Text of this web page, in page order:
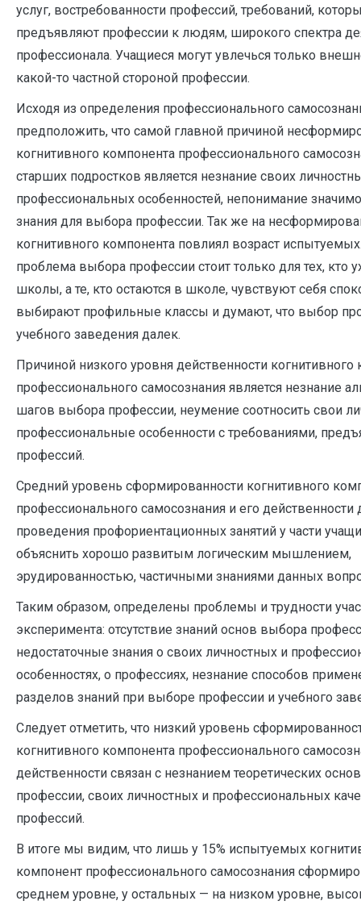
услуг, востребованности профессий, требований,
предъявляют профессии к людям, широкого спектра
профессионала. Учащиеся могут увлечься только
какой-то частной стороной профессии.
Исходя из определения профессионального
предположить, что самой главной причиной
когнитивного компонента профессионального
старших подростков является незнание своих
профессиональных особенностей, непонимание
знания для выбора профессии. Так же на
когнитивного компонента повлиял возраст
проблема выбора профессии стоит только для тех, кто
школы, а те, кто остаются в школе, чувствуют себя
выбирают профильные классы и думают, что выбор
учебного заведения далек.
Причиной низкого уровня действенности когнитивного
профессионального самосознания является незнание
шагов выбора профессии, неумение соотносить свои
профессиональные особенности с требованиями,
профессий.
Средний уровень сформированности когнитивного
профессионального самосознания и его действенности
проведения профориентационных занятий у части
объяснить хорошо развитым логическим мышлением,
эрудированностью, частичными знаниями данных
Таким образом, определены проблемы и трудности
эксперимента: отсутствие знаний основ выбора
недостаточные знания о своих личностных и
особенностях, о профессиях, незнание способов
разделов знаний при выборе профессии и учебного
Следует отметить, что низкий уровень
когнитивного компонента профессионального
действенности связан с незнанием теоретических
профессии, своих личностных и профессиональных
профессий.
В итоге мы видим, что лишь у 15% испытуемых
компонент профессионального самосознания
среднем уровне, у остальных — на низком уровне,